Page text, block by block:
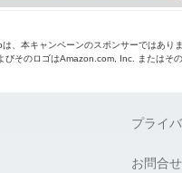
、本キャンペーンのスポンサーではあり
そのロゴはAmazon.com, Inc. またはそ
プライ
お問合せ